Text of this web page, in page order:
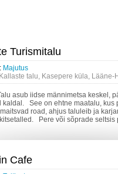
Turismitalu
Majutus
Kallaste talu, Kasepere küla,
asub iidse männimetsa keskel,
kaldal. See on ehtne maatalu, kus
road, ahjus taluleib ja
Pere või sõprade seltsis
Cafe